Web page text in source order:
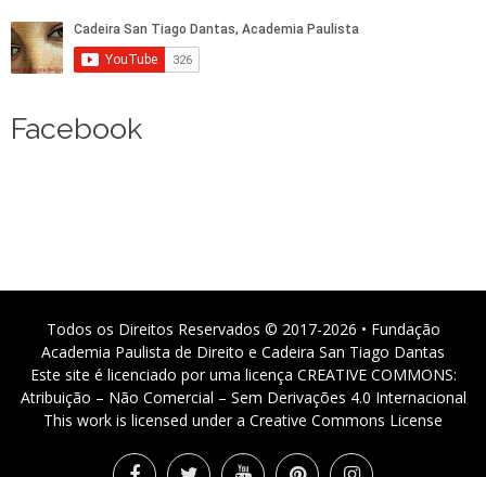
Facebook
Todos os Direitos Reservados © 2017-2026 • Fundação
Academia Paulista de Direito e Cadeira San Tiago Dantas
Este site é licenciado por uma licença CREATIVE COMMONS:
Atribuição – Não Comercial – Sem Derivações 4.0 Internacional
This work is licensed under a Creative Commons License